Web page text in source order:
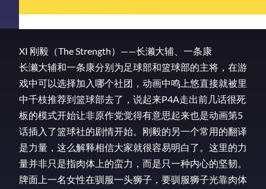
XI 刚毅（The Strength）——长濑大辅、一条康
长濑大辅和一条康分别为足球部和篮球部的主将，在游
戏中可以选择加入哪个社团，动画中鸣上悠直接就被里
中千枝推荐到篮球部去了，说起来P4A走出前几话很死
板的模式开始让非原作党觉得有意思起来也是动画第5
话插入了篮球社的剧情开始。刚毅的另一个常用的翻译
是力量，这么解释相信大家就很容易明白了。这里的力
量并非只是指肉体上的蛮力，而是只一种内心的坚韧。
牌面上一名女性在驯服一头狮子，要驯服狮子光靠肉体